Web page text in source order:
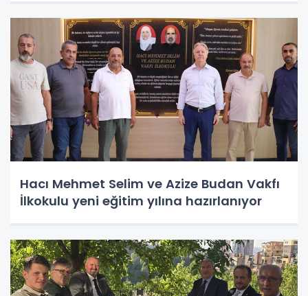
Hacı Mehmet Selim ve Azize Budan Vakfı
İlkokulu yeni eğitim yılına hazırlanıyor